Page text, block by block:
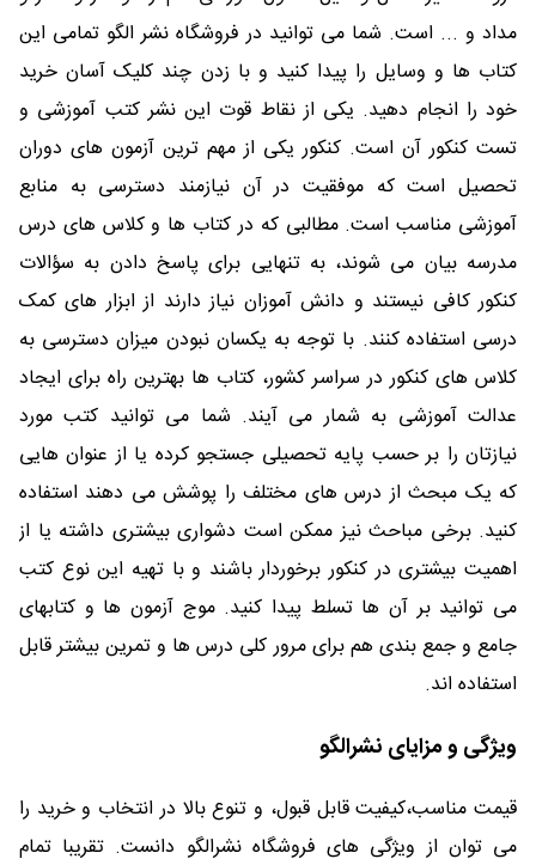
مداد و ... است. شما می توانید در فروشگاه نشر الگو تمامی این
کتاب ها و وسایل را پیدا کنید و با زدن چند کلیک آسان خرید
خود را انجام دهید. یکی از نقاط قوت این نشر کتب آموزشی و
تست کنکور آن است. کنکور یکی از مهم ترین آزمون های دوران
تحصیل است که موفقیت در آن نیازمند دسترسی به منابع
آموزشی مناسب است. مطالبی که در کتاب ها و کلاس های درس
مدرسه بیان می شوند، به تنهایی برای پاسخ دادن به سؤالات
کنکور کافی نیستند و دانش آموزان نیاز دارند از ابزار های کمک
درسی استفاده کنند. با توجه به یکسان نبودن میزان دسترسی به
کلاس های کنکور در سراسر کشور، کتاب ها بهترین راه برای ایجاد
عدالت آموزشی به شمار می آیند. شما می توانید کتب مورد
نیازتان را بر حسب پایه تحصیلی جستجو کرده یا از عنوان هایی
که یک مبحث از درس های مختلف را پوشش می دهند استفاده
کنید. برخی مباحث نیز ممکن است دشواری بیشتری داشته یا از
اهمیت بیشتری در کنکور برخوردار باشند و با تهیه این نوع کتب
می توانید بر آن ها تسلط پیدا کنید. موج آزمون ها و کتابهای
جامع و جمع بندی هم برای مرور کلی درس ها و تمرین بیشتر قابل
استفاده اند.
ویژگی و مزایای نشرالگو
قیمت مناسب،کیفیت قابل قبول، و تنوع بالا در انتخاب و خرید را
می توان از ویژگی های فروشگاه نشرالگو دانست. تقریبا تمام